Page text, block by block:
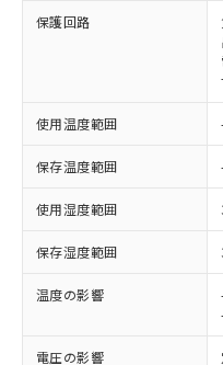
保護回路
使用温度範囲
保存温度範囲
使用湿度範囲
保存湿度範囲
温度の影響
電圧の影響
ご利用条件
以下の条件をお読
ご利用ください。
本サービス
商品の当社
(税抜)を提
当社制御機
本サービス
対応済み：EU
非含有に対応した
対応予定：EU
有に対応した製
商品です。
対応予定なし：
非含有に非対応の
調査・確認中：
非含有の対応状況
商品です。
非該当品：ライセ
害物質有無と関
仕入先様の事情
いたものが、含有
※1 中国
「○」：最大均質
基準値以下であ
「×」：最大均
基準値を超えてい